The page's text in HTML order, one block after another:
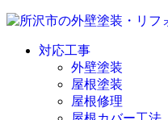
対応工事
外壁塗装
屋根塗装
屋根修理